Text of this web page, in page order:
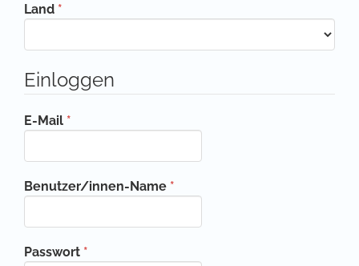
Land *
Einloggen
E-Mail *
Benutzer/innen-Name *
Passwort *